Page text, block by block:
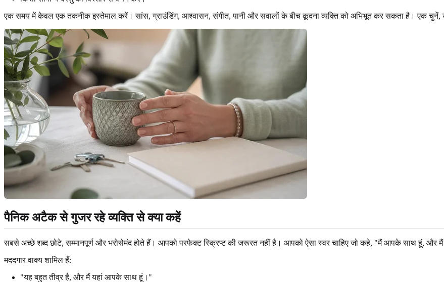
एक समय में केवल एक तकनीक इस्तेमाल करें। सांस, ग्राउंडिंग, आश्वासन, संगीत, पानी और सवालों के बीच कूदना व्यक्ति को अभिभूत कर सकता है। एक चुनें,
पैनिक अटैक से गुजर रहे व्यक्ति से क्या कहें
सबसे अच्छे शब्द छोटे, सम्मानपूर्ण और भरोसेमंद होते हैं। आपको परफेक्ट स्क्रिप्ट की जरूरत नहीं है। आपको ऐसा स्वर चाहिए जो कहे, "मैं आपके साथ हूं, और
मददगार वाक्य शामिल हैं:
"यह बहुत तीव्र है, और मैं यहां आपके साथ हूं।"